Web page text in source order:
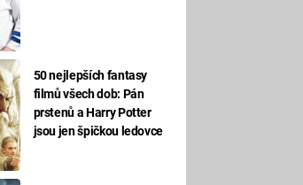
50 nejlepších fantasy
filmů všech dob: Pán
prstenů a Harry Potter
jsou jen špičkou ledovce